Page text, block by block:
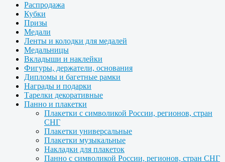
Распродажа
Кубки
Призы
Медали
Ленты и колодки для медалей
Медальницы
Вкладыши и наклейки
Фигуры, держатели, основания
Дипломы и багетные рамки
Награды и подарки
Тарелки декоративные
Панно и плакетки
Плакетки с символикой России, регионов, стран
СНГ
Плакетки универсальные
Плакетки музыкальные
Накладки для плакеток
Панно с символикой России, регионов, стран СНГ